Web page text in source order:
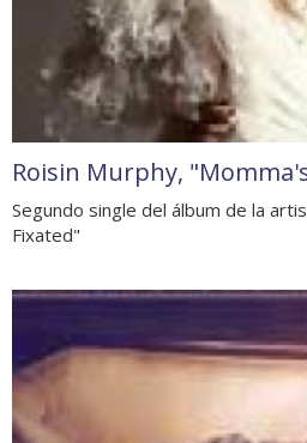
Roisin Murphy,
Segundo single del álbum de la
Fixated"